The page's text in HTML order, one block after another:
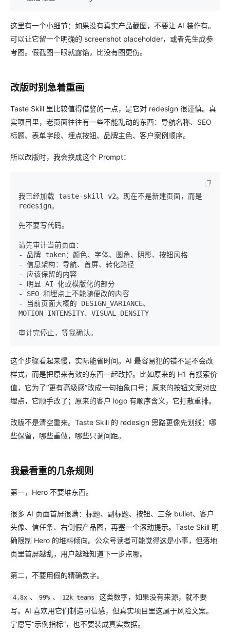
这里有一个小细节：如果没有真实产品截图，不要让 AI 装作有。
可以让它留一个明确的 screenshot placeholder，或者先生成参
考图。假截图一眼就露馅，比没有图更伤。
改版时别急着重画
Taste Skill 里比较值得借鉴的一点，是它对 redesign 很谨慎。真
实项目里，老页面往往有一些不能乱动的东西：导航名称、SEO
标题、表单字段、埋点按钮、品牌主色、客户案例顺序。
所以改版时，我会换成这个 Prompt：
我已经加载 taste-skill v2。现在不是新建页面，而是
redesign。
先不要写代码。
请先审计当前页面：
- 品牌 token：颜色、字体、圆角、阴影、按钮风格
- 信息架构：导航、首屏、转化路径
- 应该保留的内容
- 明显 AI 化或模版化的部分
- SEO 和埋点上不能随便改的内容
- 当前页面大概的 DESIGN_VARIANCE、
MOTION_INTENSITY、VISUAL_DENSITY
这个步骤看起来慢，实际能省时间。AI 最容易犯的错不是不会改
样式，而是把原来有效的东西一起改掉。比如原来的 H1 有搜索价
值，它为了“更有高级感”改成一句抽象口号；原来的按钮文案对应
埋点，它顺手改了；原来的客户 logo 有顺序含义，它打散重排。
改版不是清空重来。Taste Skill 的 redesign 思路更像先划线：哪
些保留，哪些重做，哪些只调间距。
我最看重的几条规则
第一，Hero 不要堆东西。
很多 AI 页面首屏很满：标题、副标题、按钮、三条 bullet、客户
头像、信任条、右侧假产品图，再塞一个滚动提示。Taste Skill 明
确限制 Hero 的堆料倾向。公众号读者可能觉得这是小事，但落地
页里首屏越乱，用户越难知道下一步点哪。
第二，不要用假的精确数字。
4.8x 、 99% 、 12k teams
这类数字，如果没有来源，就不要
写。AI 喜欢用它们制造可信感，但真实项目里这属于风险文案。
宁愿写“示例指标”，也不要装成真实数据。